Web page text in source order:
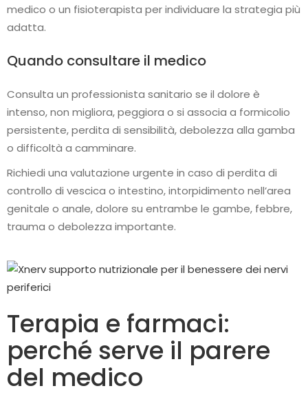
medico o un fisioterapista per individuare la strategia più
adatta.
Quando consultare il medico
Consulta un professionista sanitario se il dolore è
intenso, non migliora, peggiora o si associa a formicolio
persistente, perdita di sensibilità, debolezza alla gamba
o difficoltà a camminare.
Richiedi una valutazione urgente in caso di perdita di
controllo di vescica o intestino, intorpidimento nell’area
genitale o anale, dolore su entrambe le gambe, febbre,
trauma o debolezza importante.
Terapia e farmaci:
perché serve il parere
del medico